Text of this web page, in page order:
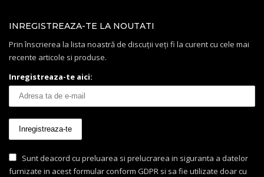
INREGISTREAZA-TE LA NOUTATI
Prin înscrierea la lista noastră de discuții veți fi la curent cu cele mai
recente articole si produse.
Inregistreaza-te aici:
Sunt deacord cu preluarea si prelucrarea in siguranta a datelor
furnizate in acest formular conform GDPR si sa fie utilizate doar cu